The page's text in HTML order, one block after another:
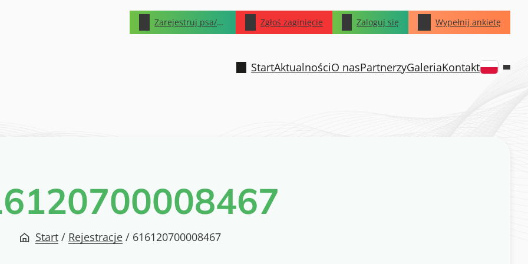
Zarejestruj psa/kota Zgłoś zaginięcie Zaloguj się Wypełnij ankietę
StartAktualnościO nasPartnerzyGaleriaKontakt
Start / Rejestracje / 616120700008467